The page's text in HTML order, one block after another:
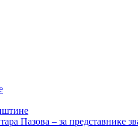
Пазова – за представнике